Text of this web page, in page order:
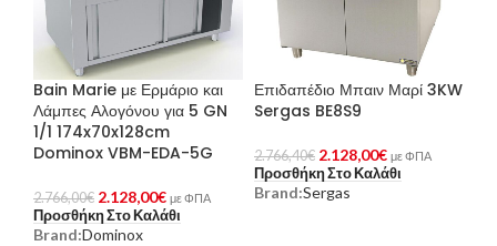
Bain Marie με Ερμάριο και
Λάμπες Αλογόνου για 5 GN
1/1 174x70x128cm
Dominox VBM-EDA-5G
2.766,00€ 2.128,00€ με ΦΠΑ
Προσθήκη Στο Καλάθι
Brand:Dominox
Επιδαπέδιο Μπαιν Μαρί 3KW
Sergas BE8S9
2.766,40€ 2.128,00€ με ΦΠΑ
Προσθήκη Στο Καλάθι
Brand:Sergas